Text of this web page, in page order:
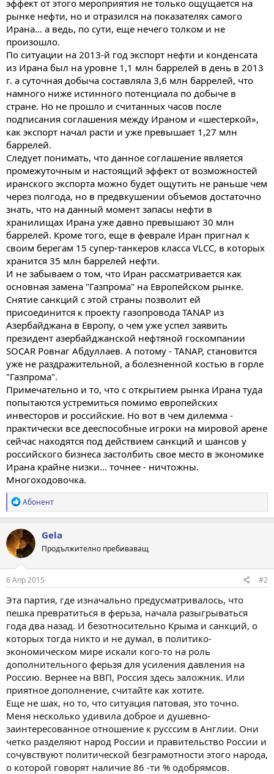
эффект от этого мероприятия не только ощущается на
рынке нефти, но и отразился на показателях самого
Ирана... а ведь, по сути, еще нечего толком и не
произошло.
По ситуации на 2013-й год экспорт нефти и конденсата
из Ирана был на уровне 1,1 млн баррелей в день в 2013
г. а суточная добыча составляла 3,6 млн баррелей, что
намного ниже истинного потенциала по добыче в
стране. Но не прошло и считанных часов после
подписания соглашения между Ираном и «шестеркой»,
как экспорт начал расти и уже превышает 1,27 млн
баррелей.
Следует понимать, что данное соглашение является
промежуточным и настоящий эффект от возможностей
иранского экспорта можно будет ощутить не раньше чем
через полгода, но в предвкушении объемов достаточно
знать, что на данный момент запасы нефти в
хранилищах Ирана уже давно превышают 30 млн
баррелей. Кроме того, еще в феврале Иран пригнал к
своим берегам 15 супер-танкеров класса VLCC, в которых
хранится 35 млн баррелей нефти.
И не забываем о том, что Иран рассматривается как
основная замена "Газпрома" на Европейском рынке.
Снятие санкций с этой страны позволит ей
присоединится к проекту газопровода TANAP из
Азербайджана в Европу, о чем уже успел заявить
президент азербайджанской нефтяной госкомпании
SOCAR Ровнаг Абдуллаев. А потому - TANAP, становится
уже не раздражительной, а болезненной костью в горле
"Газпрома".
Примечательно и то, что с открытием рынка Ирана туда
попытаются устремиться помимо европейских
инвесторов и российские. Но вот в чем дилемма -
практически все дееспособные игроки на мировой арене
сейчас находятся под действием санкций и шансов у
российского бизнеса застолбить свое место в экономике
Ирана крайне низки... точнее - ничтожны.
Многоходовочка.
Р
е
а
к
ц
и
и
:
Абонент
Gela
Продължително пребиваващ
6 Апр 2015 #2
Эта партия, где изначально предусматривалось, что
пешка превратиться в ферьза, начала разыгрываться
года два назад. И безотносительно Крыма и санкций, о
которых тогда никто и не думал, в политико-
экономическом мире искали кого-то на роль
дополнительного ферьзя для усиления давления на
Россию. Вернее на ВВП, Россия здесь заложник. Или
приятное дополнение, считайте как хотите.
Еще не шах, но то, что ситуация патовая, это точно.
Меня несколько удивила доброе и душевно-
заинтересованное отношение к русссим в Англии. Они
четко разделяют народ России и правительство России и
сочувствуют политической безграмотности этого народа,
о которой говорят наличие 86 -ти % одобрямсов.